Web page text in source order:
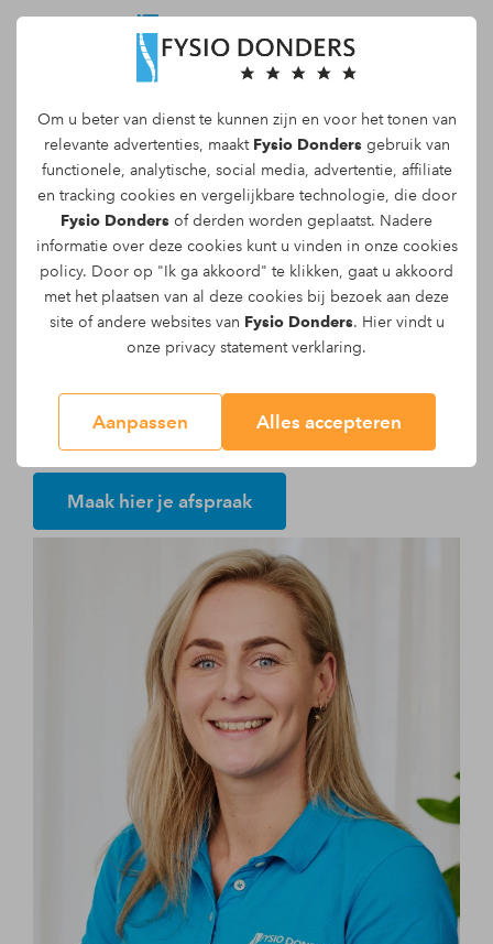
Om u beter van dienst te kunnen zijn en voor het tonen van
relevante advertenties, maakt Fysio Donders gebruik van
functionele, analytische, social media, advertentie, affiliate
en tracking cookiesen vergelijkbare technologie, die door
Fysio Donders of derden worden geplaatst. Nadere
informatie over deze cookies kunt u vinden in onze cookies
policy. Door op "Ik ga akkoord" te klikken, gaat u akkoord
met het plaatsen van al deze cookies bij bezoek aan deze
site of andere websites van Fysio Donders. Hier vindt u
onze privacy statementverklaring.
Aanpassen Alles accepteren
Maak een afspraak
Stephanie Leenders
Ergotherapeut
Mijn naam is Stephanie Leenders en ik ben
ouderen en valpreventie.
Maak hier je afspraak